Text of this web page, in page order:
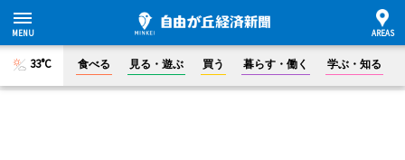
33°C 食べる 見る・遊ぶ 買う 暮らす・働く 学ぶ・知る